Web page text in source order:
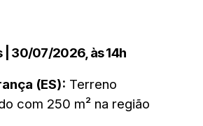
| 30/07/2026, às 14h
(ES): Terreno
com 250 m² na região